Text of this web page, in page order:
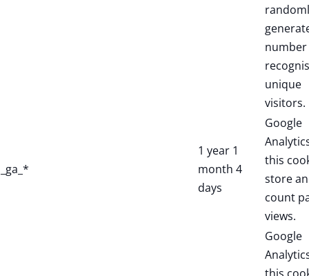
unique
visitors.
_ga_*
1 year 1
month 4
days
Google
this
store
count
views.
Google